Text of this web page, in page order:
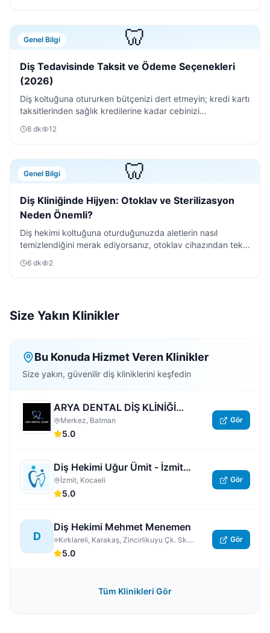
🦷
Genel Bilgi
Diş Tedavisinde Taksit ve Ödeme Seçenekleri
(2026)
Diş koltuğuna otururken bütçenizi dert etmeyin; kredi kartı
taksitlerinden sağlık kredilerine kadar cebinizi
8 dk 12
🦷
Genel Bilgi
Diş Kliniğinde Hijyen: Otoklav ve Sterilizasyon
Neden Önemli?
Diş hekimi koltuğuna oturduğunuzda aletlerin nasıl
temizlendiğini merak ediyorsanız, otoklav cihazından tek
6 dk 2
Size Yakın Klinikler
Bu Konuda Hizmet Veren Klinikler
Size yakın, güvenilir diş kliniklerini keşfedin
ARYA DENTAL DİŞ KLİNİĞİ
BATMAN
Merkez, Batman
5.0
Gör
Diş Hekimi Uğur Ümit - İzmit
Nöbetçi Dişçi | Kocaeli 7/24 Açık
Acil Özel Diş Hastanesi
İzmit, Kocaeli
5.0
Gör
D
Diş Hekimi Mehmet Menemen
Kırklareli, Karakaş, Zincirlikuyu Çk. Sk.
No:3/5, Kırklareli Merkez
5.0
Gör
Tüm Klinikleri Gör